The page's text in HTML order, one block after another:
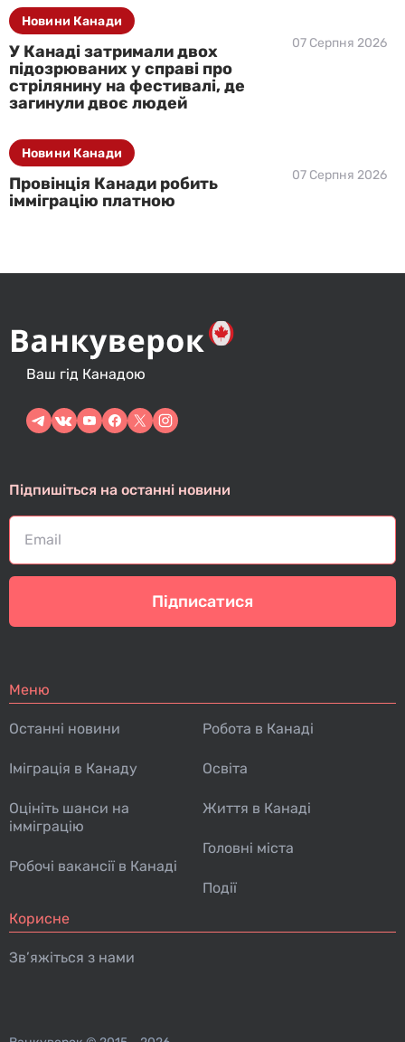
У Канаді затримали двох
підозрюваних у справі про
стрілянину на фестивалі, де
загинули двоє людей
07 Серпня 2026
Новини Канади
Провінція Канади робить
імміграцію платною
07 Серпня 2026
Новини Канади
Ваш гід Канадою
Підпишіться на останні новини
Підписатися
Меню
Останні новини
Іміграція в Канаду
Оцініть шанси на
імміграцію
Робочі вакансії в Канаді
Робота в Канаді
Освіта
Життя в Канаді
Головні міста
Події
Корисне
Зв’яжіться з нами